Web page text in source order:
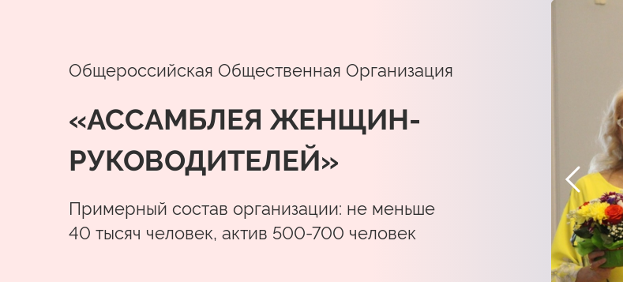
Общероссийская Общественная Организация
«АССАМБЛЕЯ ЖЕНЩИН-
РУКОВОДИТЕЛЕЙ»
Примерный состав организации: не меньше
40 тысяч человек, актив 500-700 человек